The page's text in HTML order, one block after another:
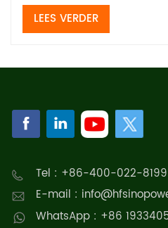
LEES VERDER
Tel : +86-400-022-8199
E-mail :
WhatsApp : +86